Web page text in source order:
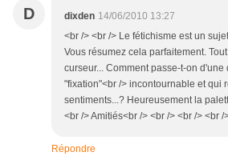
D dixden 14/06/2010 13:27
<br /> <br /> Le fétichisme est un
Vous résumez cela parfaitement.
curseur... Comment passe-t-on
"fixation"<br /> incontournable et qui
sentiments...? Heureusement la
<br /> Amitiés<br /> <br /> <br /> <br /
Répondre